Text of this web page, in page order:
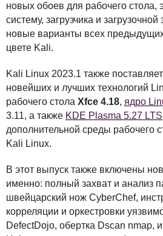
новых обоев для рабочего стола,
систему, загрузчика и загрузочной
новые варианты всех
цвете Kali.
Kali Linux 2023.1 также
новейших и лучших технологий
рабочего стола Xfce 4.18, ядро
3.11, а также KDE Plasma 5.27 LTS
дополнительной среды рабочего
Kali Linux.
В этот выпуск также включены
именно: полный захват и анализ
швейцарский нож CyberChef,
корреляции и оркестровки
DefectDojo, обертка Dscan nmap,